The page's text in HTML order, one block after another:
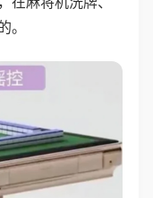
。